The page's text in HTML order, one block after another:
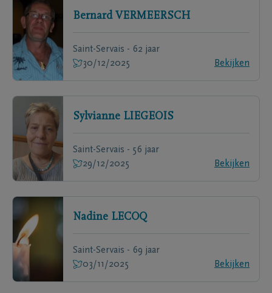
Bernard VERMEERSCH
Saint-Servais - 62 jaar
30/12/2025
Bekijken
Sylvianne LIEGEOIS
Saint-Servais - 56 jaar
29/12/2025
Bekijken
Nadine LECOQ
Saint-Servais - 69 jaar
03/11/2025
Bekijken